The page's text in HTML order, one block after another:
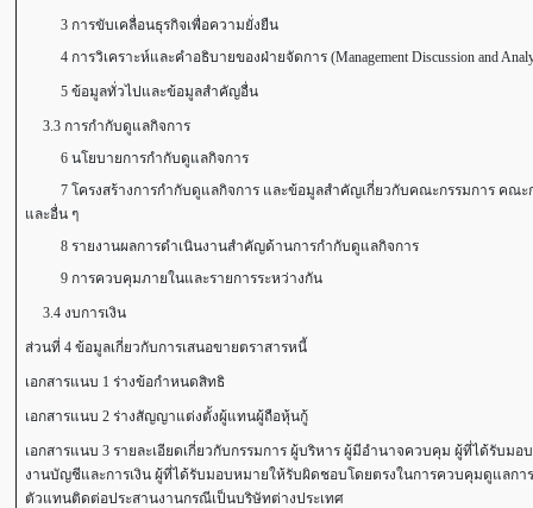
3 การขับเคลื่อนธุรกิจเพื่อความยั่งยืน
4 การวิเคราะห์และคำอธิบายของฝ่ายจัดการ (Management Discussion and
5 ข้อมูลทั่วไปและข้อมูลสำคัญอื่น
3.3 การกำกับดูแลกิจการ
6 นโยบายการกำกับดูแลกิจการ
7 โครงสร้างการกำกับดูแลกิจการ และข้อมูลสำคัญเกี่ยวกับคณะกรรมการ คณะ
และอื่น ๆ
8 รายงานผลการดำเนินงานสำคัญด้านการกำกับดูแลกิจการ
9 การควบคุมภายในและรายการระหว่างกัน
3.4 งบการเงิน
ส่วนที่ 4 ข้อมูลเกี่ยวกับการเสนอขายตราสารหนี้
เอกสารแนบ 1 ร่างข้อกำหนดสิทธิ
เอกสารแนบ 2 ร่างสัญญาแต่งตั้งผู้แทนผู้ถือหุ้นกู้
เอกสารแนบ 3 รายละเอียดเกี่ยวกับกรรมการ ผู้บริหาร ผู้มีอำนาจควบคุม ผู้ที่ได้รับม
งานบัญชีและการเงิน ผู้ที่ได้รับมอบหมายให้รับผิดชอบโดยตรงในการควบคุมดูแลก
ตัวแทนติดต่อประสานงานกรณีเป็นบริษัทต่างประเทศ